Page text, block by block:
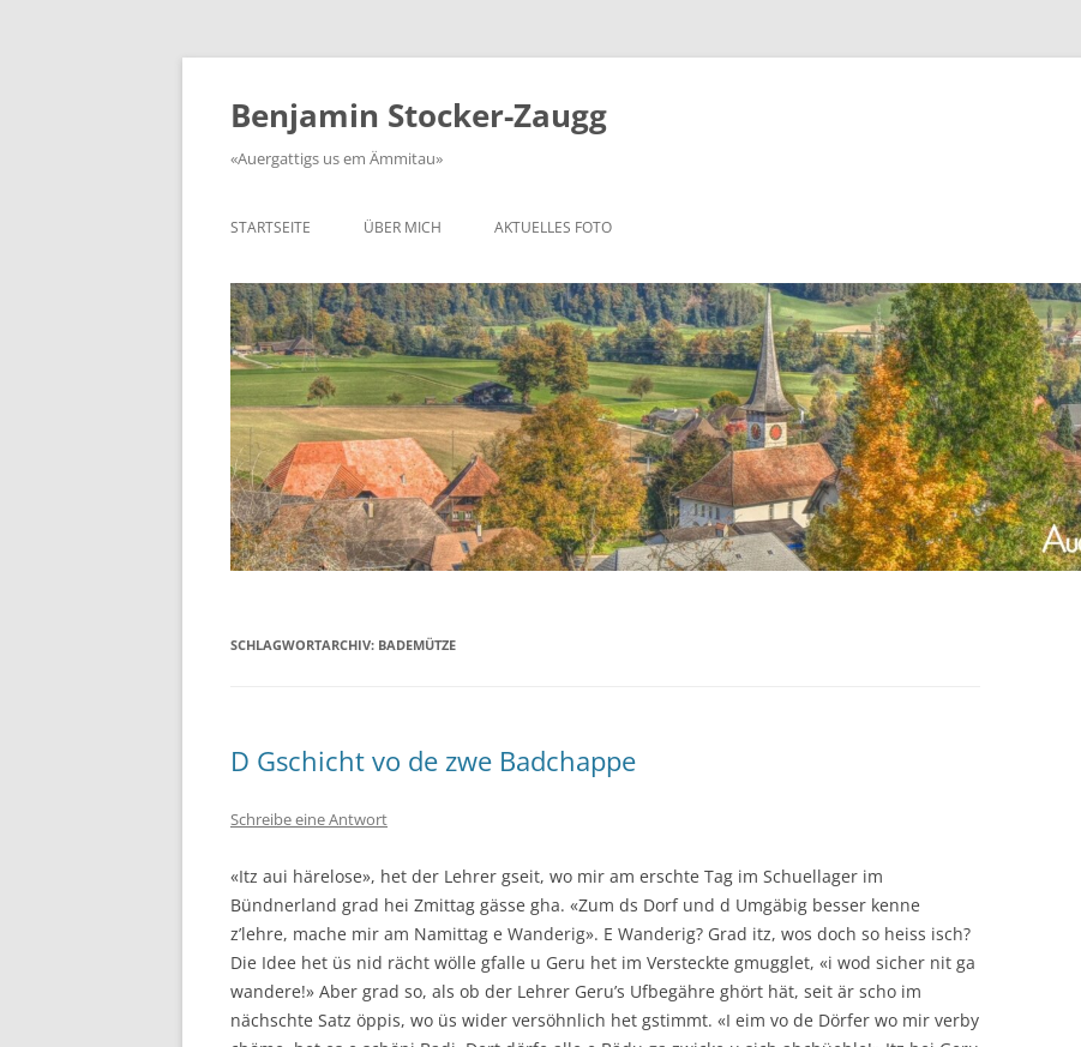
Zum
springen
Benjamin Stocker-Zaugg
«Auergattigs us em Ämmitau»
STARTSEITE ÜBER MICH AKTUELLES FOTO
SCHLAGWORTARCHIV: BADEMÜTZE
D Gschicht vo de zwe Badchappe
Schreibe eine Antwort
«Itz aui härelose», het der Lehrer gseit, wo mir am erschte Tag im Schuellager im
Bündnerland grad hei Zmittag gässe gha. «Zum ds Dorf und d Umgäbig besser kenne
z’lehre, mache mir am Namittag e Wanderig». E Wanderig? Grad itz, wos doch so heiss isch?
Die Idee het üs nid rächt wölle gfalle u Geru het im Versteckte gmugglet, «i wod sicher nit ga
wandere!» Aber grad so, als ob der Lehrer Geru’s Ufbegähre ghört hät, seit är scho im
nächschte Satz öppis, wo üs wider versöhnlich het gstimmt. «I eim vo de Dörfer wo mir verby